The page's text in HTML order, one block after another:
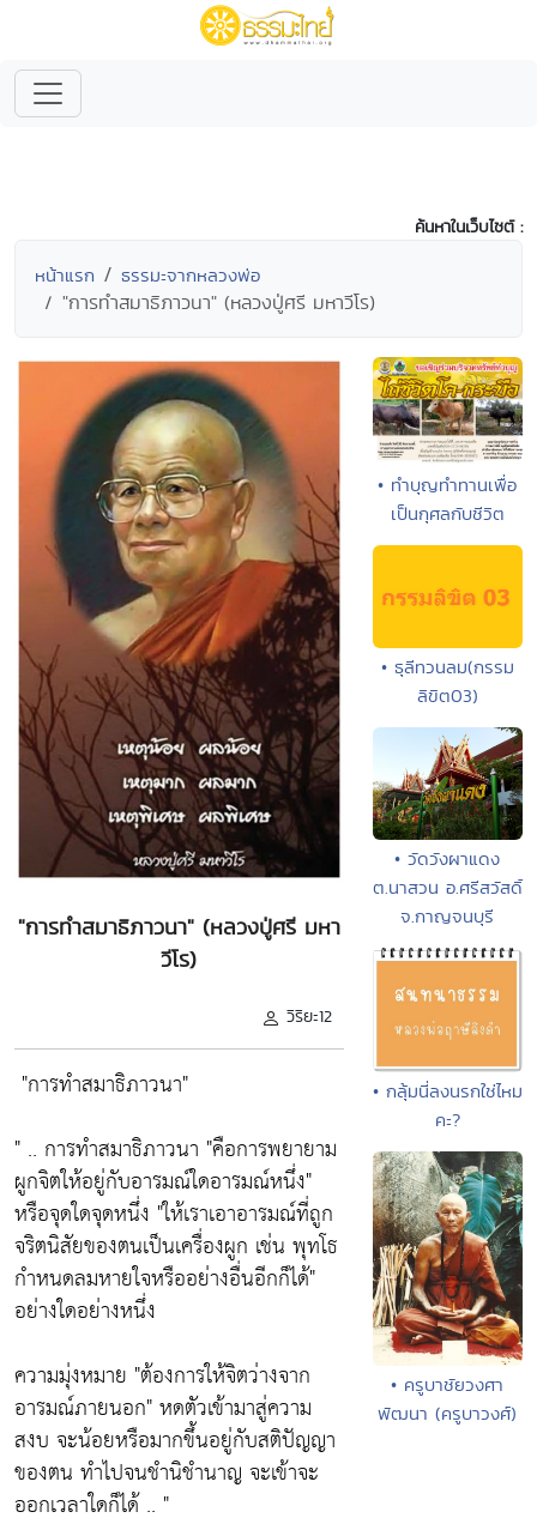
ค้นหาในเว็บไซต์ :
หน้าแรก ธรรมะจากหลวงพ่อ
"การทำสมาธิภาวนา" (หลวงปู่ศรี มหาวีโร)
"การทำสมาธิภาวนา" (หลวงปู่ศรี มหา
วีโร)
วิริยะ12
"การทำสมาธิภาวนา"
" .. การทำสมาธิภาวนา "คือการพยายาม
ผูกจิตให้อยู่กับอารมณ์ใดอารมณ์หนึ่ง"
หรือจุดใดจุดหนึ่ง "ให้เราเอาอารมณ์ที่ถูก
จริตนิสัยของตนเป็นเครื่องผูก เช่น พุทโธ
กำหนดลมหายใจหรืออย่างอื่นอีกก็ได้"
อย่างใดอย่างหนึ่ง
ความมุ่งหมาย "ต้องการให้จิตว่างจาก
อารมณ์ภายนอก"หดตัวเข้ามาสู่ความ
สงบ จะน้อยหรือมากขึ้นอยู่กับสติปัญญา
ของตน ทำไปจนชำนิชำนาญ จะเข้าจะ
ออกเวลาใดก็ได้ .. "
• ทำบุญทำทานเพื่อ
เป็นกุศลกับชีวิต
• ธุลีทวนลม(กรรม
ลิขิต03)
• วัดวังผาแดง
ต.นาสวน อ.ศรีสวัสดิ์
จ.กาญจนบุรี
• กลุ้มนี่ลงนรกใช่ไหม
คะ?
• ครูบาชัยวงศา
พัฒนา (ครูบาวงศ์)